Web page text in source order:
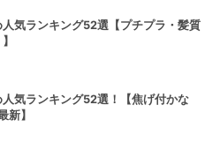
気ランキング52選【プチプラ・髪質
気ランキング52選！【焦げ付かな
新】